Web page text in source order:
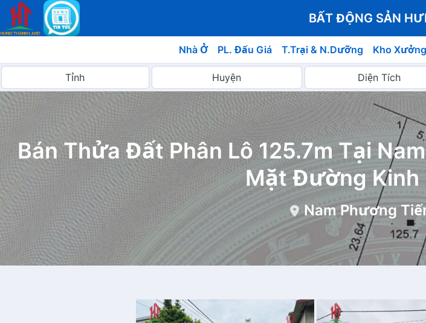
BẤT ĐỘNG SẢN
Nhà Ở PL. Đấu Giá T.Trại & N.Dưỡng Kho Xưởng
Bán Thửa Đất Phân Lô 125.7m Tại
Mặt Đường Kinh
Nam Phương